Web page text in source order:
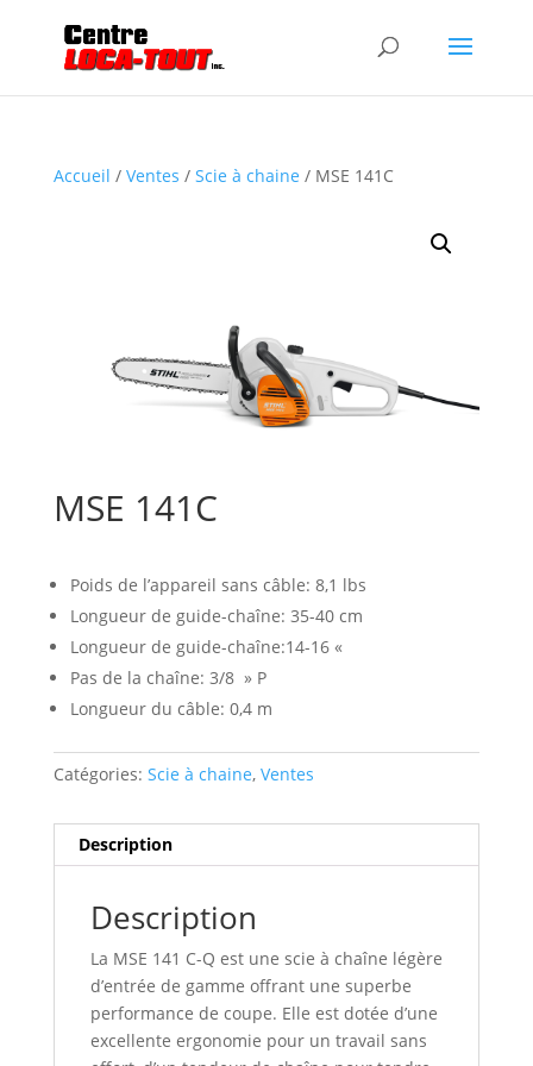
Accueil / Ventes / Scie à chaine / MSE 141C
MSE 141C
Poids de l’appareil sans câble: 8,1 lbs
Longueur de guide-chaîne: 35-40 cm
Longueur de guide-chaîne:14-16 «
Pas de la chaîne: 3/8 » P
Longueur du câble: 0,4 m
Catégories: Scie à chaine, Ventes
Description
Description
La MSE 141 C-Q est une scie à chaîne légère
d’entrée de gamme offrant une superbe
performance de coupe. Elle est dotée d’une
excellente ergonomie pour un travail sans